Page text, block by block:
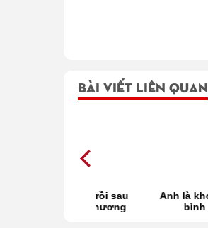
BÀI VIẾT LIÊN QUAN
Anh là khoảng trời